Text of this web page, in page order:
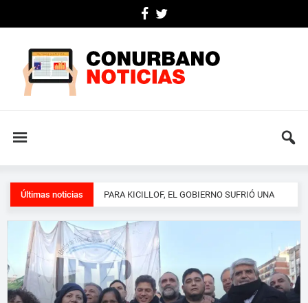
Últimas noticias UNA SOCIEDAD QUE PIERDE LA PACIENCIA
Y EXIGE A SUS REPRESENTANTES